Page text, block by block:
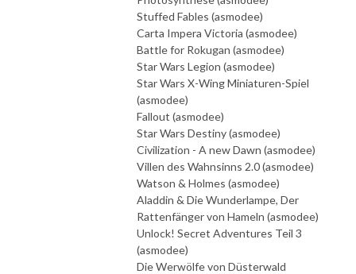
Stuffed Fables (asmodee)
Carta Impera Victoria (asmodee)
Battle for Rokugan (asmodee)
Star Wars Legion (asmodee)
Star Wars X-Wing Miniaturen-Spiel
(asmodee)
Fallout (asmodee)
Star Wars Destiny (asmodee)
Civilization - A new Dawn (asmodee)
Villen des Wahnsinns 2.0 (asmodee)
Watson & Holmes (asmodee)
Aladdin & Die Wunderlampe, Der
Rattenfänger von Hameln (asmodee)
Unlock! Secret Adventures Teil 3
(asmodee)
Die Werwölfe von Düsterwald